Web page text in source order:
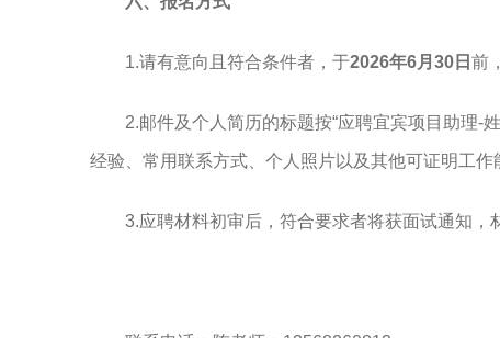
1.请有意向且符合条件者，于2026年6月30日 前
2.邮件及个人简历的标题按“应聘宜宾项目助理-
经验、常用联系方式、个人照片以及其他可证明工作
3.应聘材料初审后，符合要求者将获面试通知，